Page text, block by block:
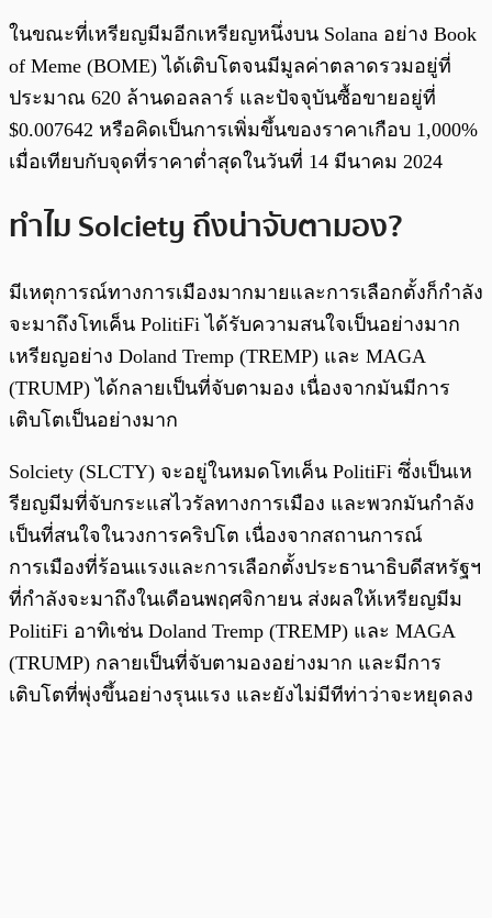
ในขณะที่เหรียญมีมอีกเหรียญหนึ่งบน Solana อย่าง Book
of Meme (BOME) ได้เติบโตจนมีมูลค่าตลาดรวมอยู่ที่
ประมาณ 620 ล้านดอลลาร์ และปัจจุบันซื้อขายอยู่ที่
$0.007642 หรือคิดเป็นการเพิ่มขึ้นของราคาเกือบ 1,000%
เมื่อเทียบกับจุดที่ราคาต่ำสุดในวันที่ 14 มีนาคม 2024
ทำไม Solciety ถึงน่าจับตามอง?
มีเหตุการณ์ทางการเมืองมากมายและการเลือกตั้งก็กำลัง
จะมาถึงโทเค็น PolitiFi ได้รับความสนใจเป็นอย่างมาก
เหรียญอย่าง Doland Tremp (TREMP) และ MAGA
(TRUMP) ได้กลายเป็นที่จับตามอง เนื่องจากมันมีการ
เติบโตเป็นอย่างมาก
Solciety (SLCTY) จะอยู่ในหมดโทเค็น PolitiFi ซึ่งเป็นเห
รียญมีมที่จับกระแสไวรัลทางการเมือง และพวกมันกำลัง
เป็นที่สนใจในวงการคริปโต เนื่องจากสถานการณ์
การเมืองที่ร้อนแรงและการเลือกตั้งประธานาธิบดีสหรัฐฯ
ที่กำลังจะมาถึงในเดือนพฤศจิกายน ส่งผลให้เหรียญมีม
PolitiFi อาทิเช่น Doland Tremp (TREMP) และ MAGA
(TRUMP) กลายเป็นที่จับตามองอย่างมาก และมีการ
เติบโตที่พุ่งขึ้นอย่างรุนแรง และยังไม่มีทีท่าว่าจะหยุดลง